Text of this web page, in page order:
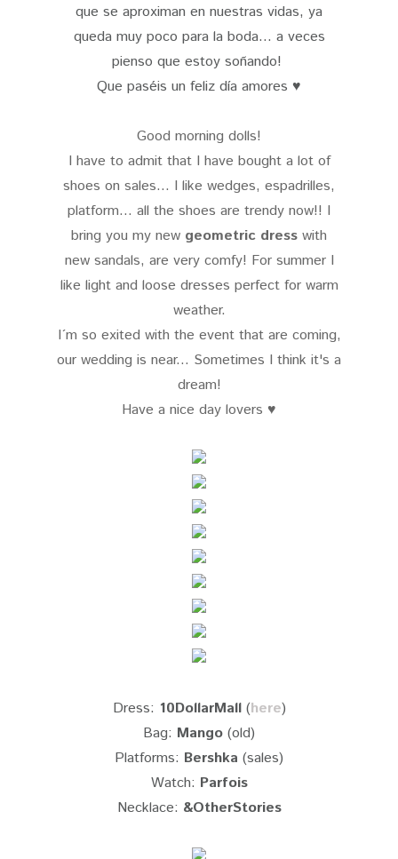
que se aproximan en nuestras vidas, ya
queda muy poco para la boda... a veces
pienso que estoy soñando!
Que paséis un feliz día amores ♥
Good morning dolls!
I have to admit that I have bought a lot of
shoes on sales... I like wedges, espadrilles,
platform... all the shoes are trendy now!! I
bring you my new geometric dress with
new sandals, are very comfy! For summer I
like light and loose dresses perfect for warm
weather.
I´m so exited with the event that are coming,
our wedding is near... Sometimes I think it's a
dream!
Have a nice day lovers ♥
Dress: 10DollarMall(here)
Bag: Mango (old)
Platforms: Bershka (sales)
Watch: Parfois
Necklace: &OtherStories